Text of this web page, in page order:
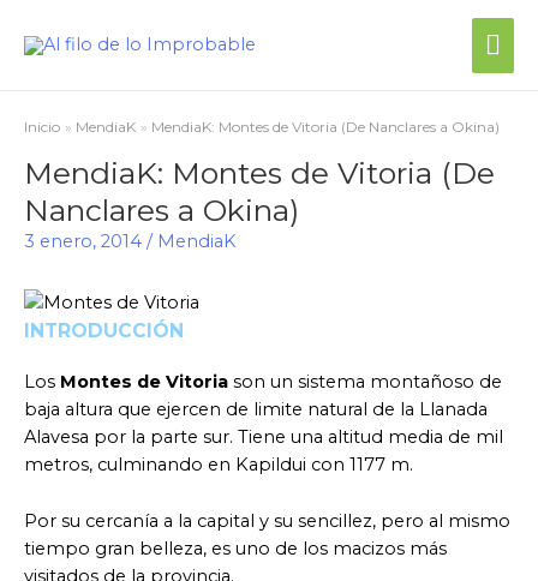
Inicio MendiaK MendiaK: Montes de Vitoria (De Nanclares a Okina)
MendiaK: Montes de Vitoria (De
Nanclares a Okina)
3 enero, 2014 / MendiaK
INTRODUCCIÓN
Los Montes de Vitoria son un sistema montañoso de
baja altura que ejercen de limite natural de la Llanada
Alavesa por la parte sur. Tiene una altitud media de mil
metros, culminando en Kapildui con 1177 m.
Por su cercanía a la capital y su sencillez, pero al mismo
tiempo gran belleza, es uno de los macizos más
visitados de la provincia.